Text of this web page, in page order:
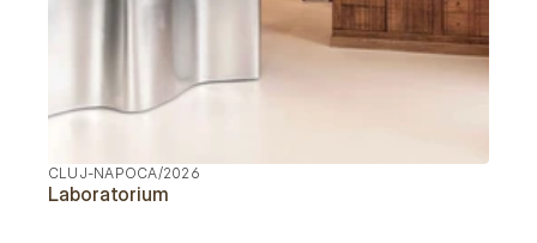
CLUJ-NAPOCA/2026
Laboratorium